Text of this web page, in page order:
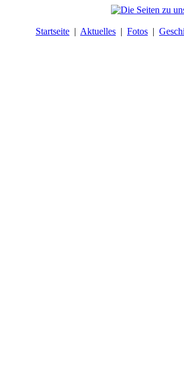
Startseite | Aktuelles | Fotos |